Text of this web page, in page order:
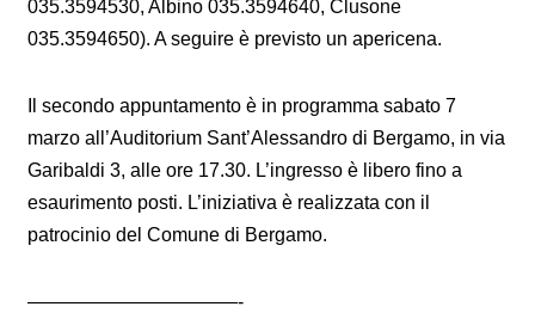
035.3594530, Albino 035.3594640, Clusone
035.3594650). A seguire è previsto un apericena.
Il secondo appuntamento è in programma sabato 7
marzo all’Auditorium Sant’Alessandro di Bergamo, in via
Garibaldi 3, alle ore 17.30. L’ingresso è libero fino a
esaurimento posti. L’iniziativa è realizzata con il
patrocinio del Comune di Bergamo.
———————————-